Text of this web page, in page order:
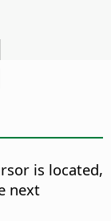
is located,
next